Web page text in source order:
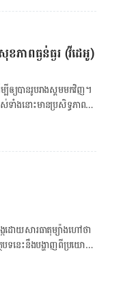
ន​ឡើង​មក​ជំនួស​វិញ​។​ ​៤.
រិមាណ​នៃ​ចំណី​អាហារ​​ទាំង​
ទាំងនោះ​ ​មិន​សូវ​មាន​​កាឡូរី
ញ៉ាំ​យឺត​ៗ ​ញ៉ាំ​អាហារ​យឺតៗ​
នក​មាន​ជំងឺ​មួយ​ចំនួន​ដូចជា៖
ម្រង​នោម - ជំងឺ​មហារីក -
វេជ្ជបណ្ឌិត​ឯកទេស​ជំងឺ​
ថា​ខ្វះ​គីឡូ​ហើយ។ BMI
ាពធ្ងន់ធ្ងរ (វីដេអូ)
ឲ្យ​បាន​រូបរាង​ស្គម​មក​វិញ។
ាំងនោះ​មាន​ប្រសិទ្ធភាព​
ក​ដោយ​សារធាតុ​ម្យ៉ាង​ហៅ​ថា
ទ​នេះ​នឹង​បង្ហាញ​ពី​ប្រយោជន៍
សម្រក​ទម្ងន់
ារ​ដែល​យើង​ញ៉ាំ​ ដោយ​